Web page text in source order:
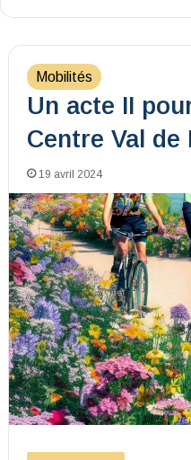
Mobilités
Un acte II
Centre Val de
19 avril 2024